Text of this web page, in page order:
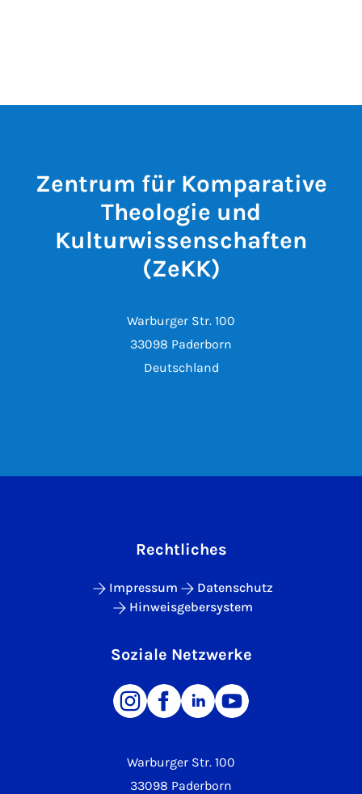
Zentrum für Komparative
Theologie und
Kulturwissenschaften
(ZeKK)
Warburger Str. 100
33098 Paderborn
Deutschland
Warburger Str. 100
33098 Paderborn
Rechtliches
Impressum
Datenschutz
Hinweisgebersystem
Soziale Netzwerke